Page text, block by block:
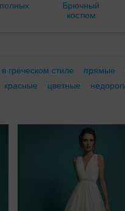
Брючный
костюм
в греческом стиле прямые
красные цветные